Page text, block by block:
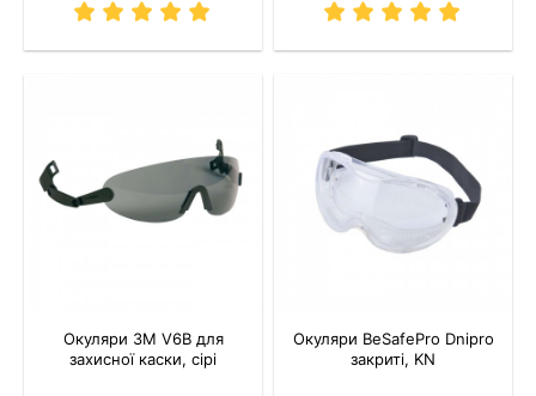
Окуляри 3M V6B для
захисної каски, сірі
Окуляри BeSafePro Dnipro
закриті, KN